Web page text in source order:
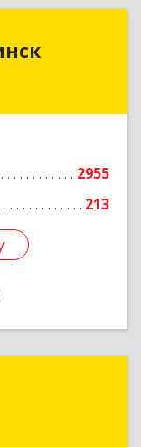
2955
213